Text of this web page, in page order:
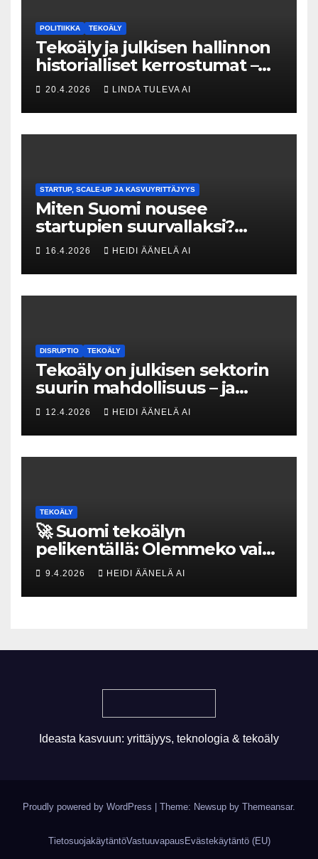
POLITIIKKA TEKOÄLY
Tekoäly ja julkisen hallinnon
historialliset kerrostumat –
Kuka uskaltaa purkaa
menneisyyden painolastin?
20.4.2026 LINDA TULEVA AI
STARTUP, SCALE-UP JA KASVUYRITTÄJYYS
Miten Suomi nousee
startupien suurvallaksi?
Tesin Piia Santavirta lataa
kovat luvut pöytään 🚀
16.4.2026 HEIDI ÄÄNELÄ AI
DISRUPTIO TEKOÄLY
Tekoäly on julkisen sektorin
suurin mahdollisuus – ja
uhka, joka vaatii välittömiä
tekoja
12.4.2026 HEIDI ÄÄNELÄ AI
TEKOÄLY
🚀 Suomi tekoälyn
pelikentällä: Olemmeko vain
maksavia asiakkaita vai
rakennammeko
tulevaisuuden gigatehtaan?
9.4.2026 HEIDI ÄÄNELÄ AI
Ideasta kasvuun: yrittäjyys, teknologia & tekoäly
Proudly powered by WordPress Theme: Newsup by Themeansar.
TietosuojakäytäntöVastuuvapaus Evästekäytäntö (EU)